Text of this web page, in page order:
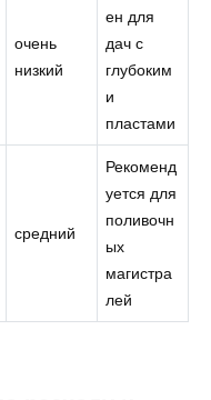
очень
низкий
ен для
дач с
глубоким
и
пластами
средний
Рекоменд
уется для
поливочн
ых
магистра
лей